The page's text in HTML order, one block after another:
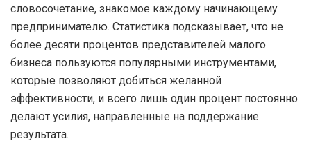
словосочетание, знакомое каждому начинающему
предпринимателю. Статистика подсказывает, что не
более десяти процентов представителей малого
бизнеса пользуются популярными инструментами,
которые позволяют добиться желанной
эффективности, и всего лишь один процент постоянно
делают усилия, направленные на поддержание
результата.